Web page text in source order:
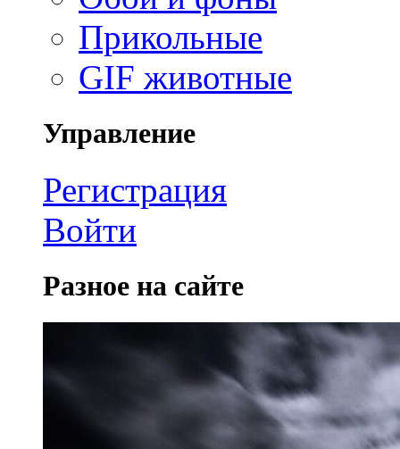
Прикольные
GIF животные
Управление
Регистрация
Войти
Разное на сайте